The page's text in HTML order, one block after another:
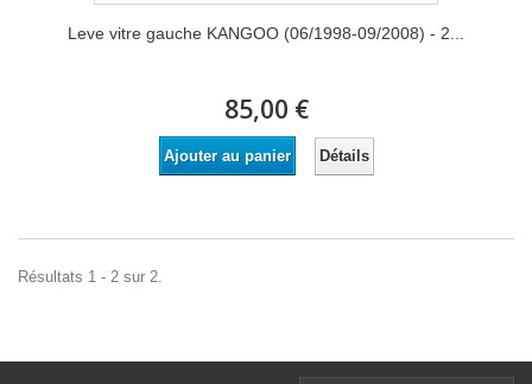
Leve vitre gauche KANGOO (06/1998-09/2008) - 2...
85,00 €
Ajouter au panier Détails
Résultats 1 - 2 sur 2.